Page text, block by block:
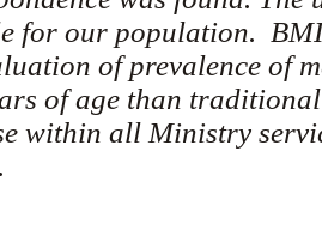
for our population.
of prevalence of
of age than
within all Ministry